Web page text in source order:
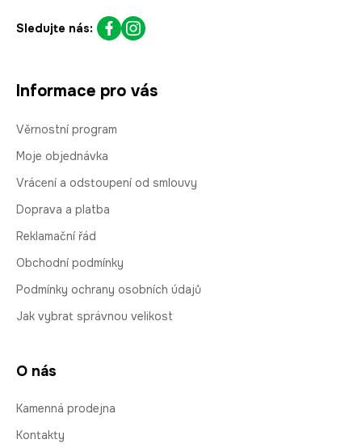
Sledujte nás:
Informace pro vás
Věrnostní program
Moje objednávka
Vrácení a odstoupení od smlouvy
Doprava a platba
Reklamační řád
Obchodní podmínky
Podmínky ochrany osobních údajů
Jak vybrat správnou velikost
O nás
Kamenná prodejna
Kontakty